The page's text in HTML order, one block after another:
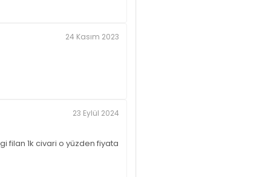
24 Kasım 2023
23 Eylül 2024
filan 1k civari o yüzden fiyata